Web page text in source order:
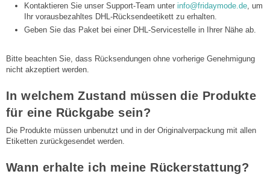
Kontaktieren Sie unser Support-Team unter info@fridaymode.de , um
Ihr vorausbezahltes DHL-Rücksendeetikett zu erhalten.
Geben Sie das Paket bei einer DHL-Servicestelle in Ihrer Nähe ab.
Bitte beachten Sie, dass Rücksendungen ohne vorherige Genehmigung
nicht akzeptiert werden.
In welchem Zustand müssen die Produkte
für eine Rückgabe sein?
Die Produkte müssen unbenutzt und in der Originalverpackung mit allen
Etiketten zurückgesendet werden.
Wann erhalte ich meine Rückerstattung?